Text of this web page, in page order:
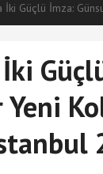
İki Güçlü İmza:
Yeni